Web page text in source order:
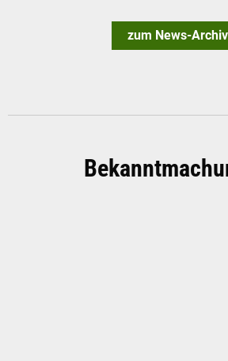
zum News-Archiv